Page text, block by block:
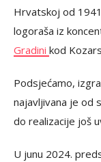
Hrvatskoj od
logoraša iz
Gradini kod
Podsjećamo,
najavljivana je od
do realizacije još
U junu 2024.